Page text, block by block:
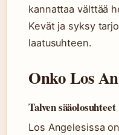
kannattaa välttää
Kevät ja syksy
laatusuhteen.
Onko Los
Talven sääolosuhteet
Los Angelesissa